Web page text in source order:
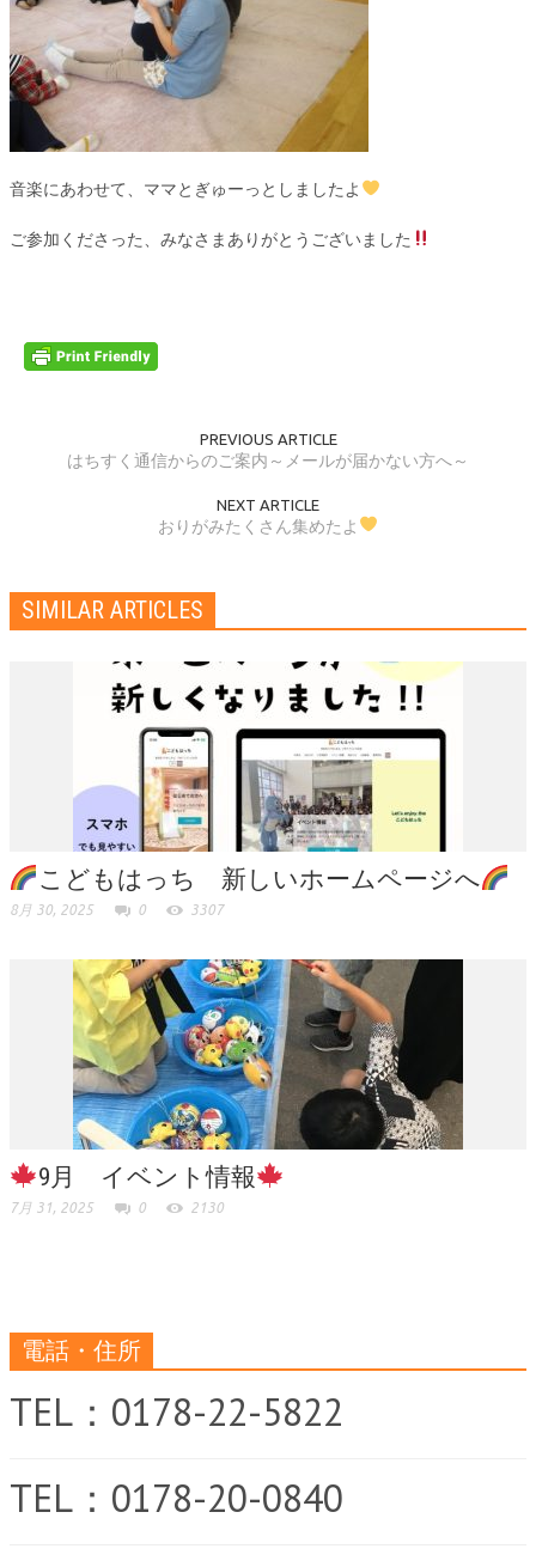
音楽にあわせて、ママとぎゅーっとしましたよ
ご参加くださった、みなさまありがとうございました
PREVIOUS ARTICLE
はちすく通信からのご案内～メールが届かない方へ～
NEXT ARTICLE
おりがみたくさん集めたよ
SIMILAR ARTICLES
こどもはっち 新しいホームページへ
8月 30, 2025 0 3307
9月 イベント情報
7月 31, 2025 0 2130
電話・住所
TEL：0178-22-5822
TEL：0178-20-0840